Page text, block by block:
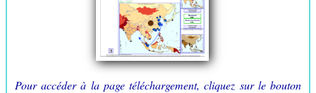
Pour accéder à la page téléchargement, cliquez sur le bouton